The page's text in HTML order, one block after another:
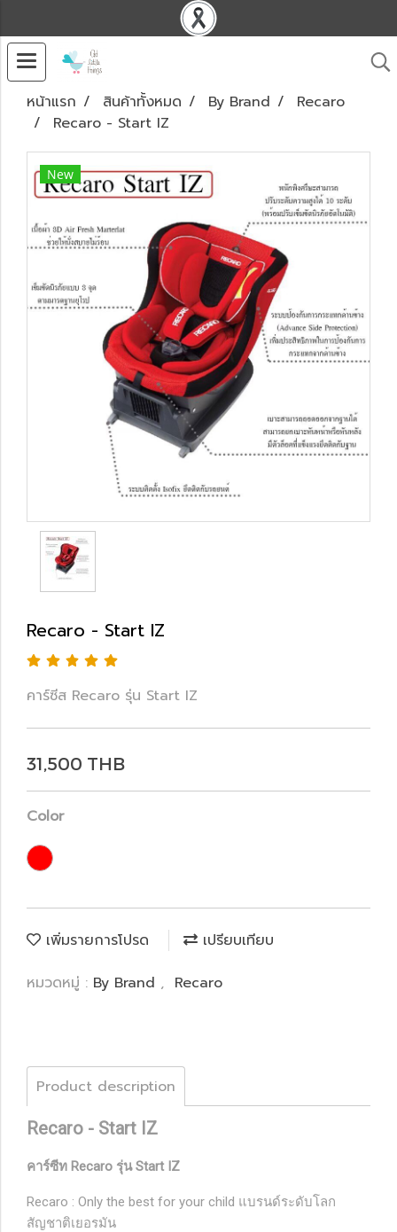
หน้าแรก สินค้าทั้งหมด By Brand
Recaro
Recaro - Start IZ
New
Recaro - Start IZ
คาร์ซีส Recaro รุ่น Start IZ
31,500 THB
Color
เพิ่มรายการโปรด
เปรียบเทียบ
หมวดหมู่ : By Brand , Recaro
Product description
Recaro - Start IZ
คาร์ซีท Recaro รุ่น Start IZ
Recaro : Only the best for your child แบรนด์ระดับโลก
สัญชาติเยอรมัน